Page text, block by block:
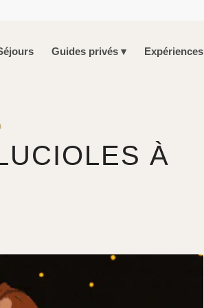
Guides privés Expériences
À